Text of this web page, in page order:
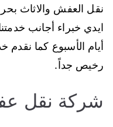
نقل العفش والاثاث
ايدي خبراء أجانب
أيام الأسبوع كما نقدم
رخيص جداً.
شركة نقل